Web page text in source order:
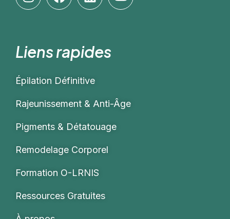
Liens rapides
Épilation Définitive
Rajeunissement & Anti-Âge
Pigments & Détatouage
Remodelage Corporel
Formation O-LRNIS
Ressources Gratuites